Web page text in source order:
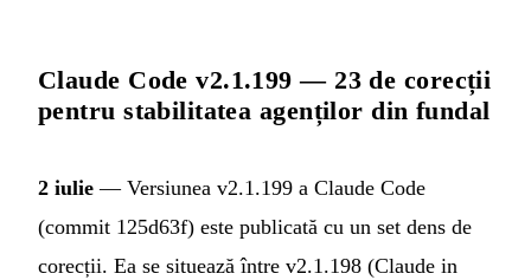
Claude Code v2.1.199 — 23 de corecții
pentru stabilitatea agenților din fundal
2 iulie — Versiunea v2.1.199 a Claude Code
(commit 125d63f) este publicată cu un set dens de
corecții. Ea se situează între v2.1.198 (Claude in